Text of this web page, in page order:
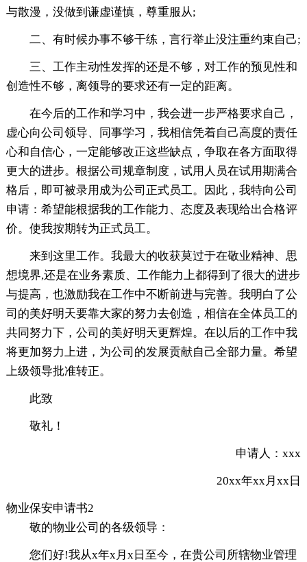
与散漫，没做到谦虚谨慎，尊重服从;
二、有时候办事不够干练，言行举止没注重约束自己;
三、工作主动性发挥的还是不够，对工作的预见性和
创造性不够，离领导的要求还有一定的距离。
在今后的工作和学习中，我会进一步严格要求自己，
虚心向公司领导、同事学习，我相信凭着自己高度的责任
心和自信心，一定能够改正这些缺点，争取在各方面取得
更大的进步。根据公司规章制度，试用人员在试用期满合
格后，即可被录用成为公司正式员工。因此，我特向公司
申请：希望能根据我的工作能力、态度及表现给出合格评
价。使我按期转为正式员工。
来到这里工作。我最大的收获莫过于在敬业精神、思
想境界,还是在业务素质、工作能力上都得到了很大的进步
与提高，也激励我在工作中不断前进与完善。我明白了公
司的美好明天要靠大家的努力去创造，相信在全体员工的
共同努力下，公司的美好明天更辉煌。在以后的工作中我
将更加努力上进，为公司的发展贡献自己全部力量。希望
上级领导批准转正。
此致
敬礼！
申请人：xxx
20xx年xx月xx日
物业保安申请书2
敬的物业公司的各级领导：
您们好!我从x年x月x日至今，在贵公司所辖物业管理